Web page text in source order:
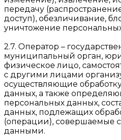
передачу
доступ), обезличивание,
уничтожение
2.7. Оператор –
муниципальный орган,
физическое лицо,
с другими лицами
осуществляющие
данных, а также
персональных данных,
данных, подлежащих
(операции), совершаемые
данными.